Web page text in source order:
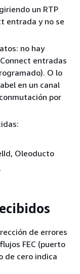
un RTP
entrada y no se
no hay
entradas
O lo
en un canal
por
Oleoducto
de errores
FEC (puerto
de cero indica